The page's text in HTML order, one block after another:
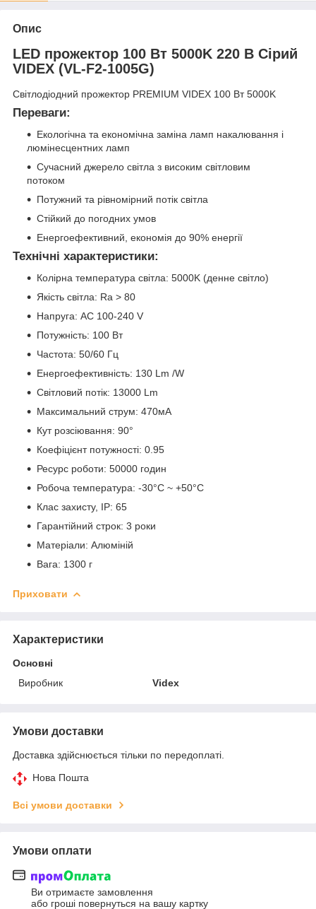
Опис
LED прожектор 100 Вт 5000K 220 В Сірий
VIDEX (VL-F2-1005G)
Світлодіодний прожектор PREMIUM VIDEX 100 Вт 5000K
Переваги:
Екологічна та економічна заміна ламп накалювання і
люмінесцентних ламп
Сучасний джерело світла з високим світловим
потоком
Потужний та рівномірний потік світла
Стійкий до погодних умов
Енергоефективний, економія до 90% енергії
Технічні характеристики:
Колірна температура світла: 5000K (денне світло)
Якість світла: Ra > 80
Напруга: AC 100-240 V
Потужність: 100 Вт
Частота: 50/60 Гц
Енергоефективність: 130 Lm /W
Світловий потік: 13000 Lm
Максимальний струм: 470мА
Кут розсіювання: 90°
Коефіцієнт потужності: 0.95
Ресурс роботи: 50000 годин
Робоча температура: -30°C ~ +50°C
Клас захисту, IP: 65
Гарантійний строк: 3 роки
Матеріали: Алюміній
Вага: 1300 г
Приховати
Характеристики
Основні
Виробник
Videx
Умови доставки
Доставка здійснюється тільки по передоплаті.
Нова Пошта
Всі умови доставки
Умови оплати
Ви отримаєте замовлення
або гроші повернуться на вашу картку